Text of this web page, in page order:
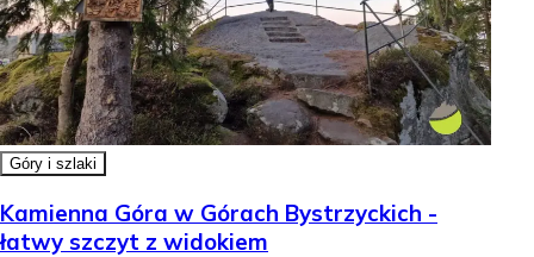
Góry i szlaki
Kamienna Góra w Górach Bystrzyckich -
łatwy szczyt z widokiem